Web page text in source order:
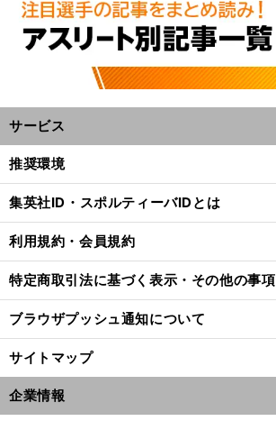
サービス
推奨環境
集英社ID・スポルティーバIDとは
利用規約・会員規約
特定商取引法に基づく表示・その他の事項
ブラウザプッシュ通知について
サイトマップ
企業情報